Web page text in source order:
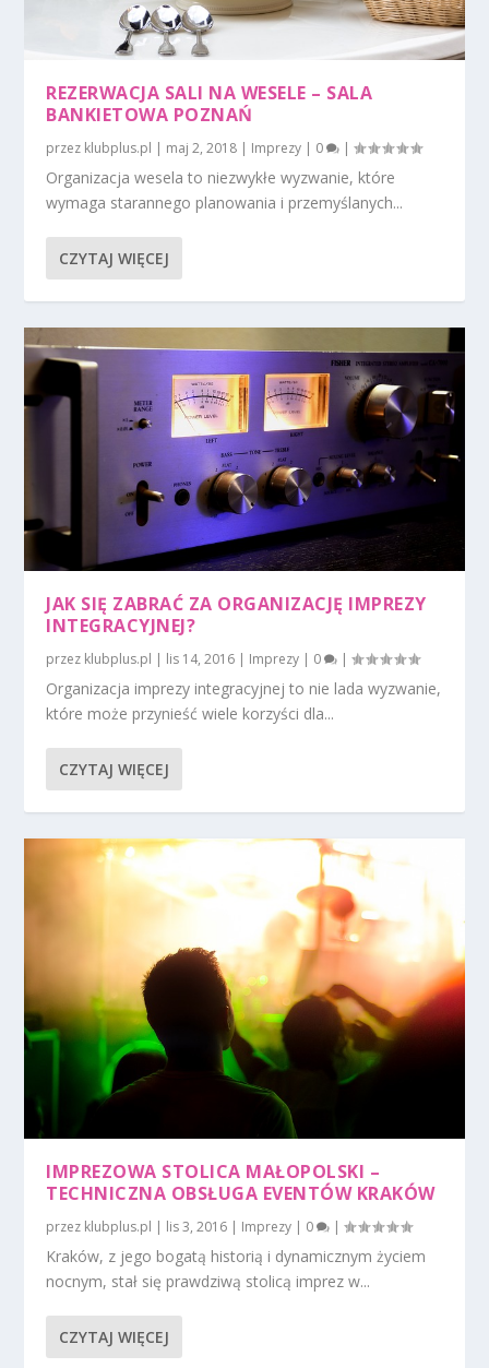
REZERWACJA SALI NA WESELE – SALA
BANKIETOWA POZNAŃ
przez klubplus.pl | maj 2, 2018 | Imprezy | 0 |
Organizacja wesela to niezwykłe wyzwanie, które
wymaga starannego planowania i przemyślanych...
CZYTAJ WIĘCEJ
JAK SIĘ ZABRAĆ ZA ORGANIZACJĘ IMPREZY
INTEGRACYJNEJ?
przez klubplus.pl | lis 14, 2016 | Imprezy | 0 |
Organizacja imprezy integracyjnej to nie lada wyzwanie,
które może przynieść wiele korzyści dla...
CZYTAJ WIĘCEJ
IMPREZOWA STOLICA MAŁOPOLSKI –
TECHNICZNA OBSŁUGA EVENTÓW KRAKÓW
przez klubplus.pl lis 3, 2016 Imprezy 0 |
Kraków, z jego bogatą historią i dynamicznym życiem
nocnym, stał się prawdziwą stolicą imprez w...
CZYTAJ WIĘCEJ